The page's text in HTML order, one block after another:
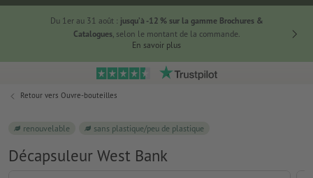
Du 1er au 31 août : jusqu’à -12 % sur la gamme Brochures &
Catalogues, selon le montant de la commande.
En savoir plus
Retour vers Ouvre-bouteilles
renouvelable sans plastique/peu de plastique
Décapsuleur West Bank